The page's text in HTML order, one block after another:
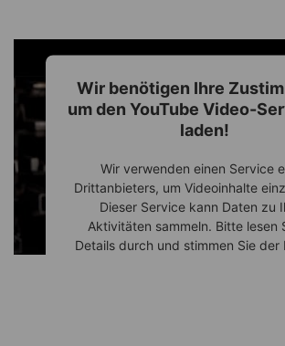
Wir benötigen Ihre
um den YouTube Video-
laden!
Wir verwenden einen Service
Drittanbieters, um Videoinhalte
Dieser Service kann Daten zu
Aktivitäten sammeln. Bitte lesen
Details durch und stimmen Sie der